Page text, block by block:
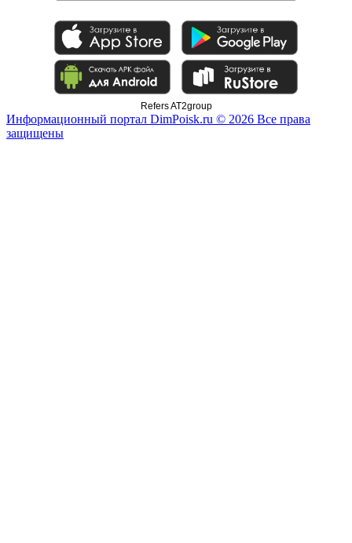
Refers AT2group
Информационный портал DimPoisk.ru © 2026 Все права
защищены